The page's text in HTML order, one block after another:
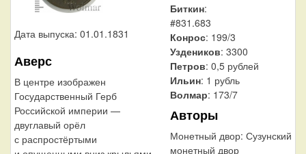
Дата выпуска: 01.01.1831
Аверс
В центре изображен
Государственный Герб
Российской империи —
двуглавый орёл
с распростёртыми
Биткин:
#831.683
Конрос: 199/3
Уздеников: 3300
Петров: 0,5 рублей
Ильин: 1 рубль
Волмар: 173/7
Авторы
Монетный двор: Сузунский
монетный двор